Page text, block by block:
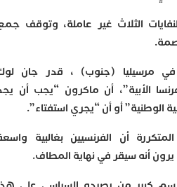
غير عاملة، وتوقف جمع
(جنوب) ، قدر جان لوك
أن ماكرون “يجب أن يجد
أو أن “يجري استفتاء”.
الفرنسيين بغالبية واسعة
في نهاية المطاف.